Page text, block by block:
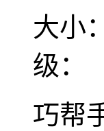
大小
级：
巧帮